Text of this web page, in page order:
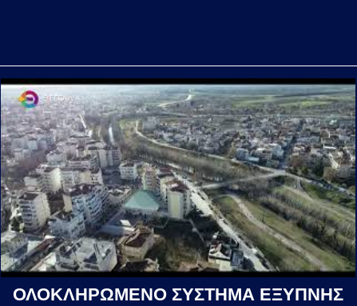
ΟΛΟΚΛΗΡΩΜΕΝΟ ΣΥΣΤΗΜΑ ΕΞΥΠΝΗΣ